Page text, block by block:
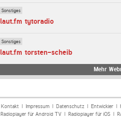
Sonstiges
laut.fm tytoradio
Sonstiges
laut.fm torsten-scheib
Mehr
Kontakt| Impressum| Datenschutz| Entwickler|
Radioplayer für Android TV| Radioplayer für iOS|